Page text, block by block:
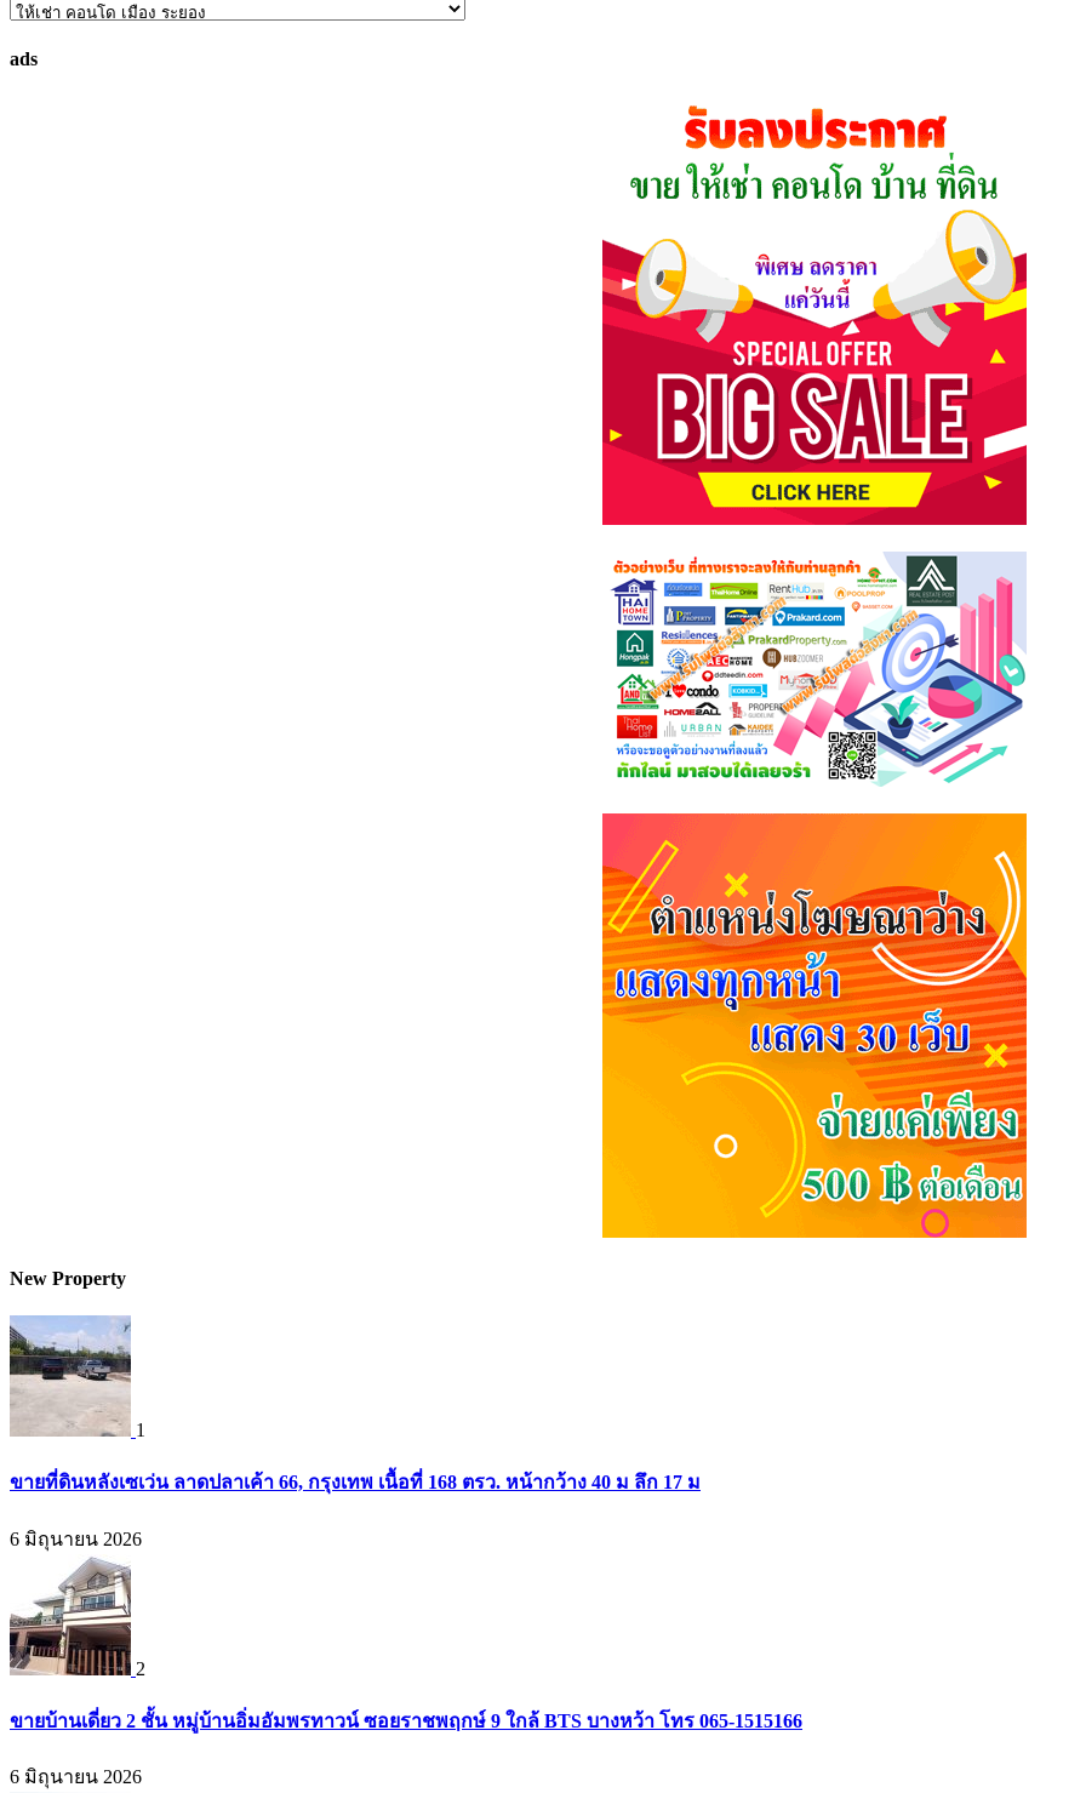
ค้นหา
ที่
ads
New Property
1
ขายที่ดินหลังเซเว่น ลาดปลาเค้า 66, กรุงเทพ เนื้อที่ 168 ตรว. หน้ากว้าง 40 ม ลึก 17 ม
6 มิถุนายน 2026
2
ขายบ้านเดี่ยว 2 ชั้น หมู่บ้านอิ่มอัมพรทาวน์ ซอยราชพฤกษ์ 9 ใกล้ BTS บางหว้า โทร 065-1515166
6 มิถุนายน 2026